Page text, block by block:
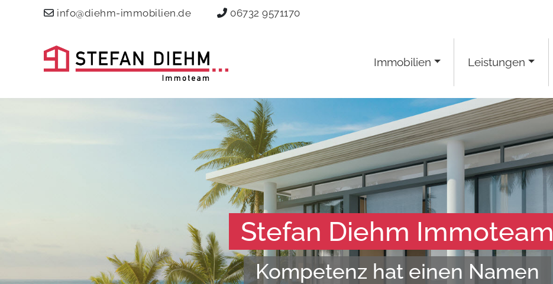
info@diehm-immobilien.de 06732 9571170
Immobilien Leistungen
Stefan Diehm Immoteam
Kompetenz hat einen Namen